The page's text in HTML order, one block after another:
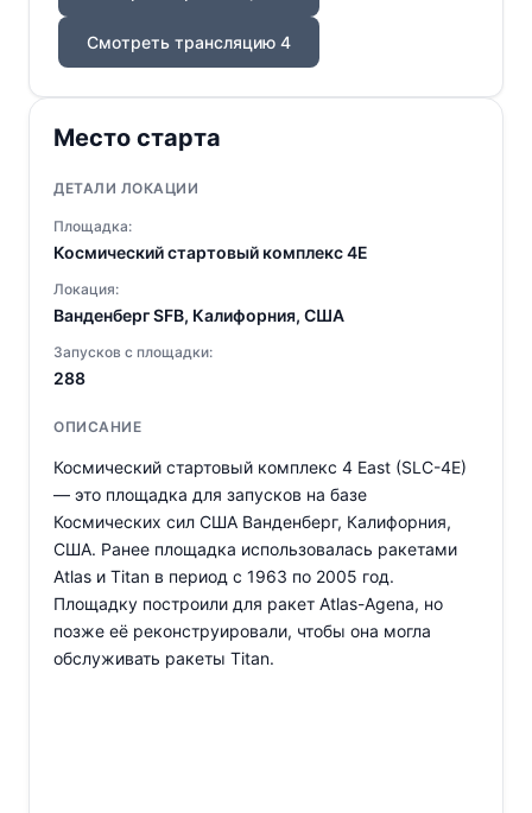
Смотреть трансляцию 4
Место старта
ДЕТАЛИ ЛОКАЦИИ
Площадка:
Космический стартовый комплекс 4E
Локация:
Ванденберг SFB, Калифорния, США
Запусков с площадки:
288
ОПИСАНИЕ
Космический стартовый комплекс 4 East (SLC-4E)
— это площадка для запусков на базе
Космических сил США Ванденберг, Калифорния,
США. Ранее площадка использовалась ракетами
Atlas и Titan в период с 1963 по 2005 год.
Площадку построили для ракет Atlas-Agena, но
позже её реконструировали, чтобы она могла
обслуживать ракеты Titan.